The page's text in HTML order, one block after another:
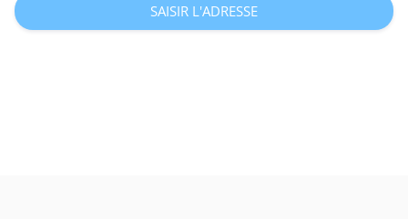
SAISIR L'ADRESSE